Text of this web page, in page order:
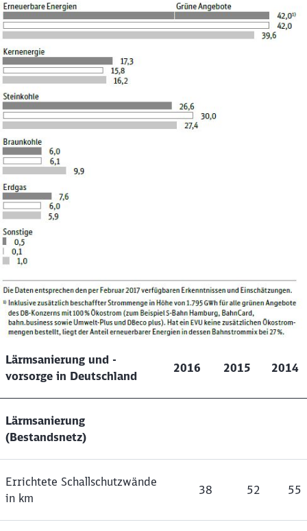
Lärmsanierung und -
vorsorge in Deutschland
2016 2015 2014
Lärmsanierung
(Bestandsnetz)
Errichtete Schallschutzwände
in km
38 52 55
Möchten Sie zuweitergeleitet